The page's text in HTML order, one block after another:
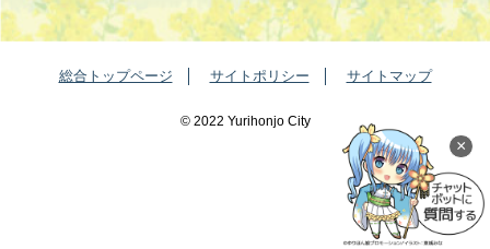
×
総合トップページ サイトポリシー サイトマップ
©️ 2022 Yurihonjo City